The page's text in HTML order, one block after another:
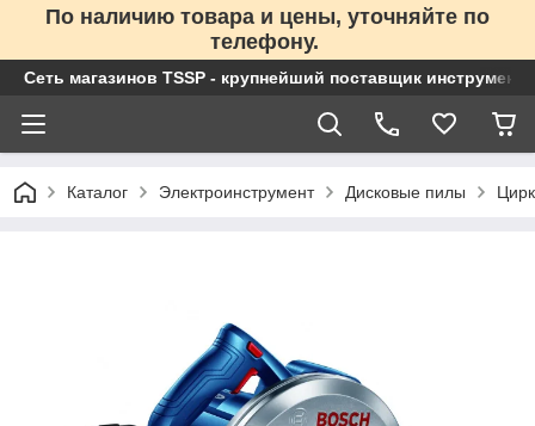
По наличию товара и цены, уточняйте по
телефону.
Сеть магазинов TSSP - крупнейший поставщик
Каталог Электроинструмент Дисковые пилы